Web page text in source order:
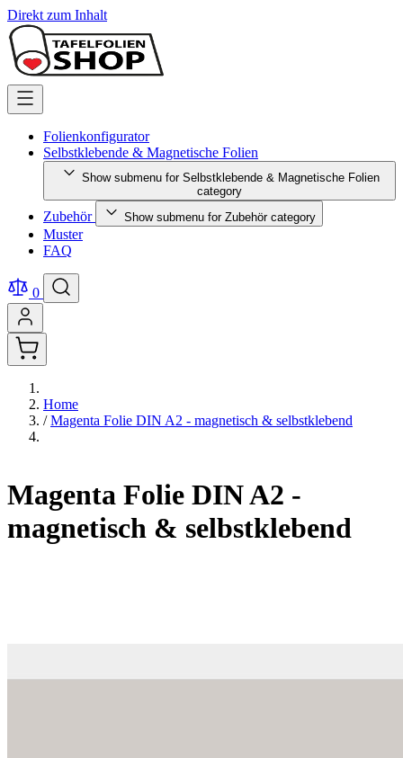
Direkt zum Inhalt
Folienkonfigurator
Selbstklebende & Magnetische Folien
Show submenu for Selbstklebende & Magnetische Folien
category
Zubehör Show submenu for Zubehör category
Muster
FAQ
0
Home
/ Magenta Folie DIN A2 - magnetisch & selbstklebend
Magenta Folie DIN A2 -
magnetisch & selbstklebend